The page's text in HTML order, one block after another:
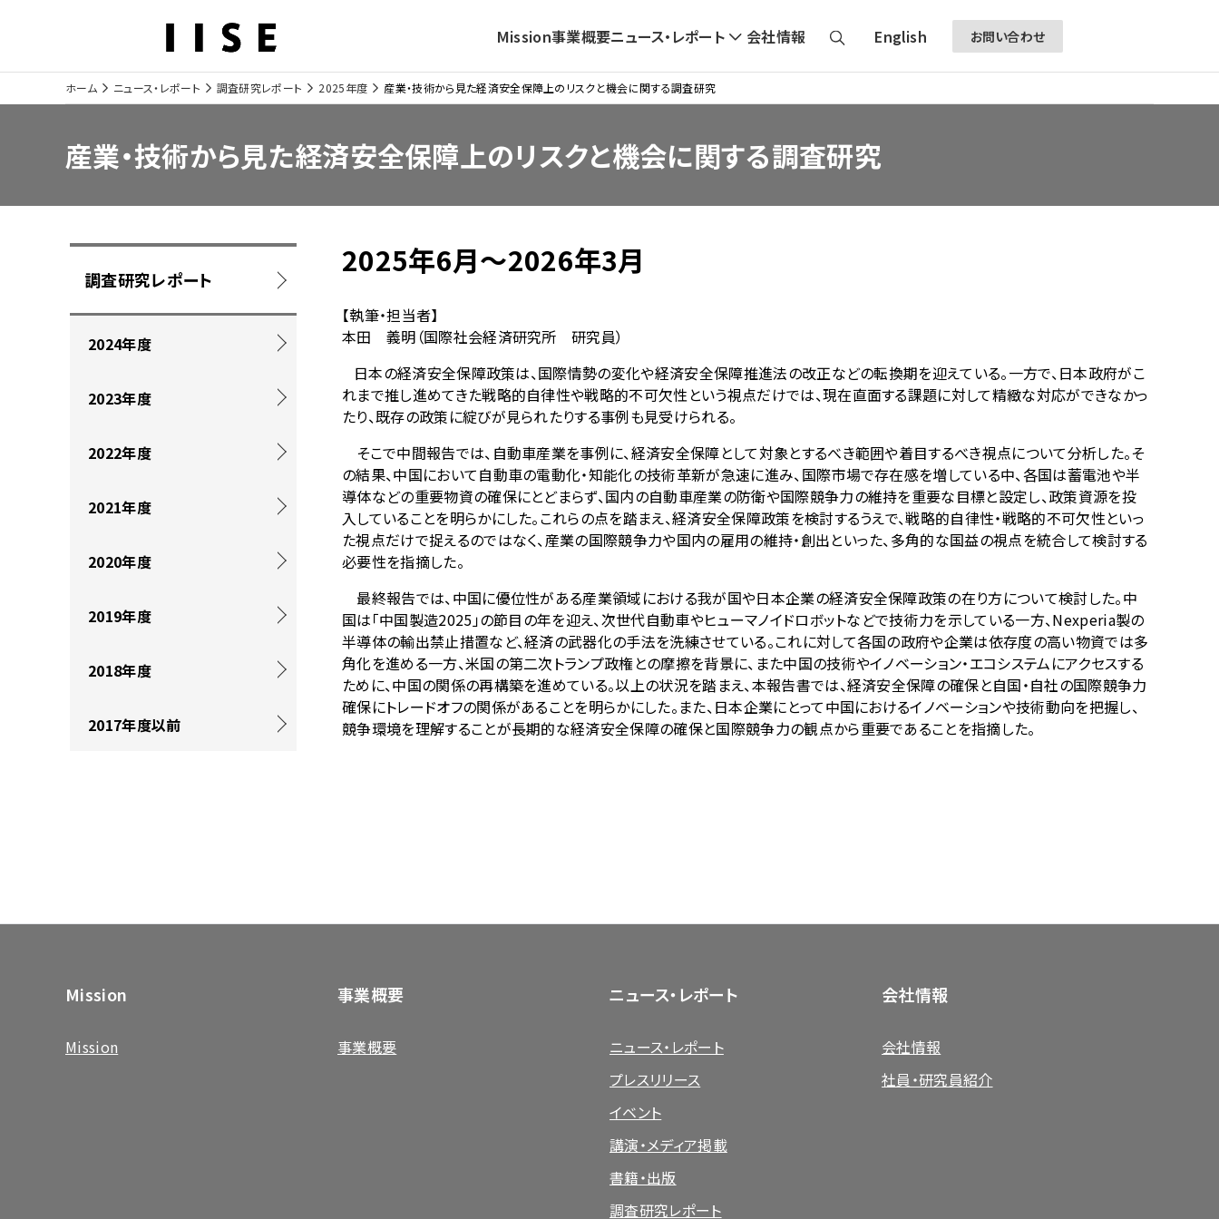
ビ
ー
ン
Mission事業概要ニュース・レポート 会社情報 English お問い合わせ
サ
イ
ト
内
の
現
在
ホーム ニュース・レポート 調査研究レポート 2025年度 産業・技術から見た経済安全保障上のリスクと機会に関する調査研究
産業・技術から見た経済安全保障上のリスクと機会に関する調査研究
ロ
ー
カ
ナ
ビ
ー
ン
調査研究レポート
2024年度
2023年度
2022年度
2021年度
2020年度
2019年度
2018年度
2017年度以前
2025年6月～2026年3月
【執筆・担当者】
本田 義明（国際社会経済研究所 研究員）
日本の経済安全保障政策は、国際情勢の変化や経済安全保障推進法の改正などの転換期を迎えている。一方で、日本政府がこ
れまで推し進めてきた戦略的自律性や戦略的不可欠性という視点だけでは、現在直面する課題に対して精緻な対応ができなかっ
たり、既存の政策に綻びが見られたりする事例も見受けられる。
そこで中間報告では、自動車産業を事例に、経済安全保障として対象とするべき範囲や着目するべき視点について分析した。そ
の結果、中国において自動車の電動化・知能化の技術革新が急速に進み、国際市場で存在感を増している中、各国は蓄電池や半
導体などの重要物資の確保にとどまらず、国内の自動車産業の防衛や国際競争力の維持を重要な目標と設定し、政策資源を投
入していることを明らかにした。これらの点を踏まえ、経済安全保障政策を検討するうえで、戦略的自律性・戦略的不可欠性といっ
た視点だけで捉えるのではなく、産業の国際競争力や国内の雇用の維持・創出といった、多角的な国益の視点を統合して検討する
必要性を指摘した。
最終報告では、中国に優位性がある産業領域における我が国や日本企業の経済安全保障政策の在り方について検討した。中
国は「中国製造2025」の節目の年を迎え、次世代自動車やヒューマノイドロボットなどで技術力を示している一方、Nexperia製の
半導体の輸出禁止措置など、経済の武器化の手法を洗練させている。これに対して各国の政府や企業は依存度の高い物資では多
角化を進める一方、米国の第二次トランプ政権との摩擦を背景に、また中国の技術やイノベーション・エコシステムにアクセスする
ために、中国の関係の再構築を進めている。以上の状況を踏まえ、本報告書では、経済安全保障の確保と自国・自社の国際競争力
確保にトレードオフの関係があることを明らかにした。また、日本企業にとって中国におけるイノベーションや技術動向を把握し、
競争環境を理解することが長期的な経済安全保障の確保と国際競争力の観点から重要であることを指摘した。
Mission
Mission
事業概要
事業概要
ニュース・レポート
ニュース・レポート
プレスリリース
イベント
講演・メディア掲載
書籍・出版
調査研究レポート
会社情報
会社情報
社員・研究員紹介